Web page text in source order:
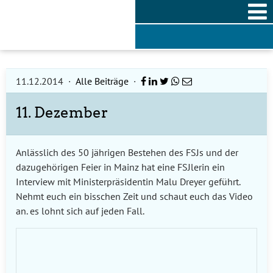
11.12.2014 · Alle Beiträge ·
11. Dezember
Anlässlich des 50 jährigen Bestehen des FSJs und der
dazugehörigen Feier in Mainz hat eine FSJlerin ein
Interview mit Ministerpräsidentin Malu Dreyer geführt.
Nehmt euch ein bisschen Zeit und schaut euch das Video
an. es lohnt sich auf jeden Fall.